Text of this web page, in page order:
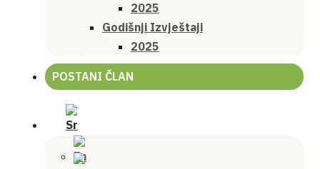
2025
Godišnji Izvještaji
2025
POSTANI ČLAN